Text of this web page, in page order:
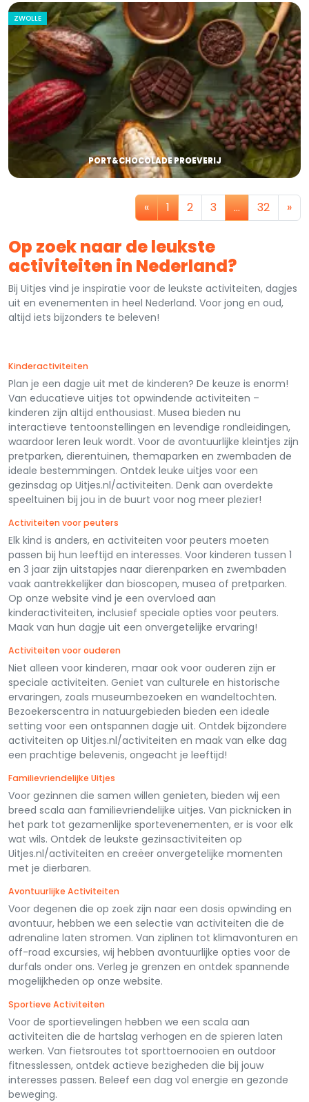
ZWOLLE
PORT&CHOCOLADE PROEVERIJ
« 1 2 3 … 32 »
Op zoek naar de leukste
activiteiten in Nederland?
Bij Uitjes vind je inspiratie voor de leukste activiteiten, dagjes
uit en evenementen in heel Nederland. Voor jong en oud,
altijd iets bijzonders te beleven!
Kinderactiviteiten
Plan je een dagje uit met de kinderen? De keuze is enorm!
Van educatieve uitjes tot opwindende activiteiten –
kinderen zijn altijd enthousiast. Musea bieden nu
interactieve tentoonstellingen en levendige rondleidingen,
waardoor leren leuk wordt. Voor de avontuurlijke kleintjes zijn
pretparken, dierentuinen, themaparken en zwembaden de
ideale bestemmingen. Ontdek leuke uitjes voor een
gezinsdag op Uitjes.nl/activiteiten. Denk aan overdekte
speeltuinen bij jou in de buurt voor nog meer plezier!
Activiteiten voor peuters
Elk kind is anders, en activiteiten voor peuters moeten
passen bij hun leeftijd en interesses. Voor kinderen tussen 1
en 3 jaar zijn uitstapjes naar dierenparken en zwembaden
vaak aantrekkelijker dan bioscopen, musea of pretparken.
Op onze website vind je een overvloed aan
kinderactiviteiten, inclusief speciale opties voor peuters.
Maak van hun dagje uit een onvergetelijke ervaring!
Activiteiten voor ouderen
Niet alleen voor kinderen, maar ook voor ouderen zijn er
speciale activiteiten. Geniet van culturele en historische
ervaringen, zoals museumbezoeken en wandeltochten.
Bezoekerscentra in natuurgebieden bieden een ideale
setting voor een ontspannen dagje uit. Ontdek bijzondere
activiteiten op Uitjes.nl/activiteiten en maak van elke dag
een prachtige belevenis, ongeacht je leeftijd!
Familievriendelijke Uitjes
Voor gezinnen die samen willen genieten, bieden wij een
breed scala aan familievriendelijke uitjes. Van picknicken in
het park tot gezamenlijke sportevenementen, er is voor elk
wat wils. Ontdek de leukste gezinsactiviteiten op
Uitjes.nl/activiteiten en creëer onvergetelijke momenten
met je dierbaren.
Avontuurlijke Activiteiten
Voor degenen die op zoek zijn naar een dosis opwinding en
avontuur, hebben we een selectie van activiteiten die de
adrenaline laten stromen. Van ziplinen tot klimavonturen en
off-road excursies, wij hebben avontuurlijke opties voor de
durfals onder ons. Verleg je grenzen en ontdek spannende
mogelijkheden op onze website.
Sportieve Activiteiten
Voor de sportievelingen hebben we een scala aan
activiteiten die de hartslag verhogen en de spieren laten
werken. Van fietsroutes tot sporttoernooien en outdoor
fitnesslessen, ontdek actieve bezigheden die bij jouw
interesses passen. Beleef een dag vol energie en gezonde
beweging.